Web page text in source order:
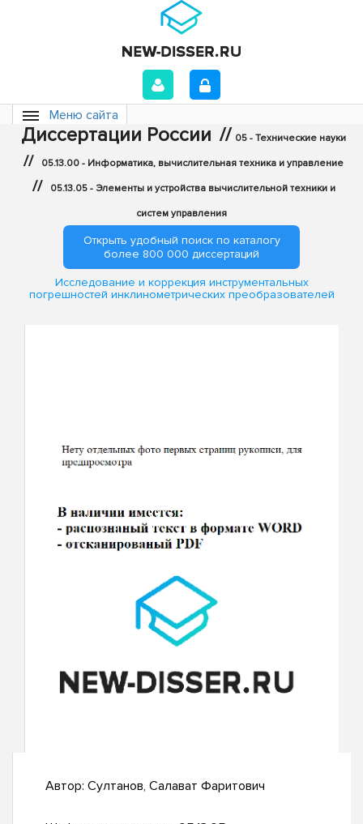
Меню сайта
Диссертации России // 05 - Технические науки
// 05.13.00 - Информатика, вычислительная техника и управление
// 05.13.05 - Элементы и устройства вычислительной техники и
систем управления
Открыть удобный поиск по каталогу
более 800 000 диссертаций
Исследование и коррекция инструментальных
погрешностей инклинометрических преобразователей
Автор: Султанов, Салават Фаритович